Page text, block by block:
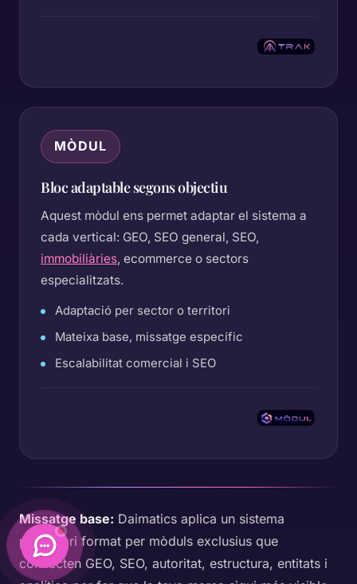
MÒDUL
Bloc adaptable segons objectiu
Aquest mòdul ens permet adaptar el sistema a
cada vertical: GEO, SEO general, SEO,
immobiliàries, ecommerce o sectors
especialitzats.
Adaptació per sector o territori
Mateixa base, missatge específic
Escalabilitat comercial i SEO
Missatge base: Daimatics aplica un sistema
propietari format per mòduls exclusius que
connecten GEO, SEO, autoritat, estructura, entitats i